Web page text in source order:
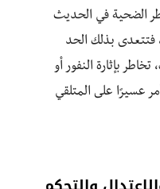
الضحية في الحديث
فتتعدى بذلك الحد
بإثارة النفور أو
عسيرًا على المتلقي